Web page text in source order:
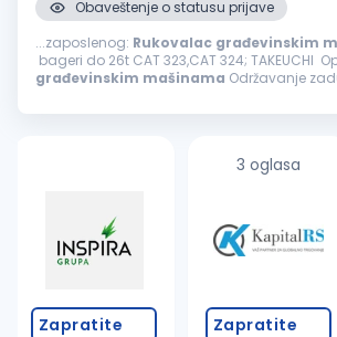
Obaveštenje o statusu prijave
...zaposlenog: Rukovalac građevinskim
građevinskim mašinama Održavanje
iskustvo neophodno...
Zapratite
3 oglasa
Zapratite